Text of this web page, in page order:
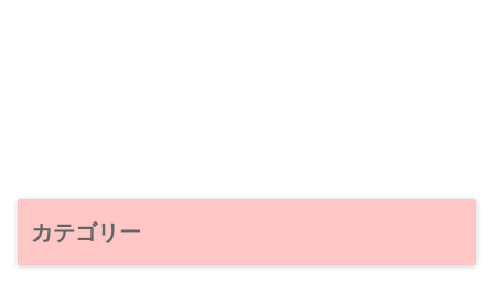
カテゴリー